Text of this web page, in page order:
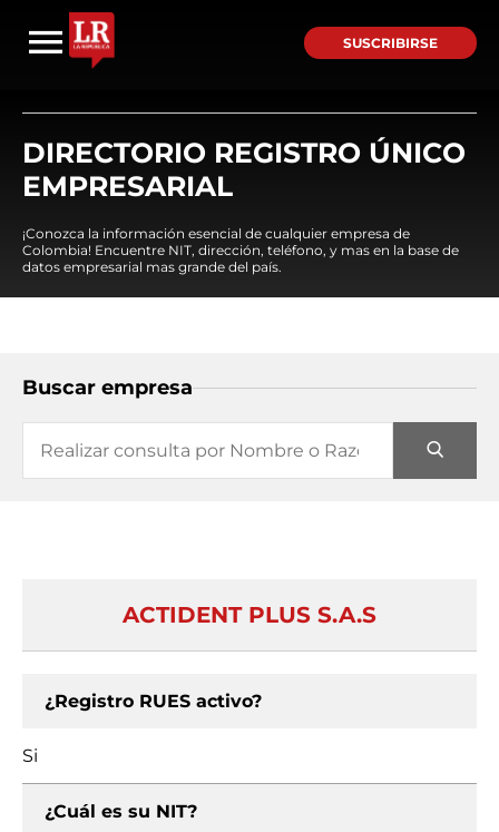
SUSCRIBIRSE
DIRECTORIO REGISTRO ÚNICO
EMPRESARIAL
¡Conozca la información esencial de cualquier empresa de
Colombia! Encuentre NIT, dirección, teléfono, y mas en la base de
datos empresarial mas grande del país.
Buscar empresa
ACTIDENT PLUS S.A.S
¿Registro RUES activo?
Si
¿Cuál es su NIT?